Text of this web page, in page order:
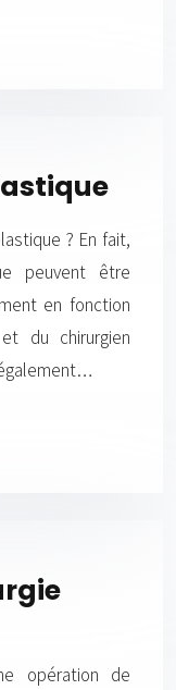
? En fait,
peuvent être
en fonction
du chirurgien
opération de